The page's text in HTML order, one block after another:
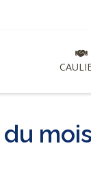
Site
mois